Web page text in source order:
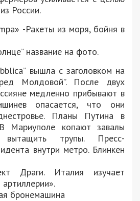
России.
-Ракеты из моря, бойня в
название на фото.
вышла с заголовком на
Молдовой”. После двух
медленно прибывают в
опасается, что они
Планы Путина в
Мариуполе копают завалы
трупы. Пресс-
внутри метро. Блинкен
Драги. Италия изучает
бронемашина